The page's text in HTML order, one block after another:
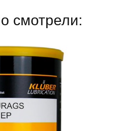
смотрели: